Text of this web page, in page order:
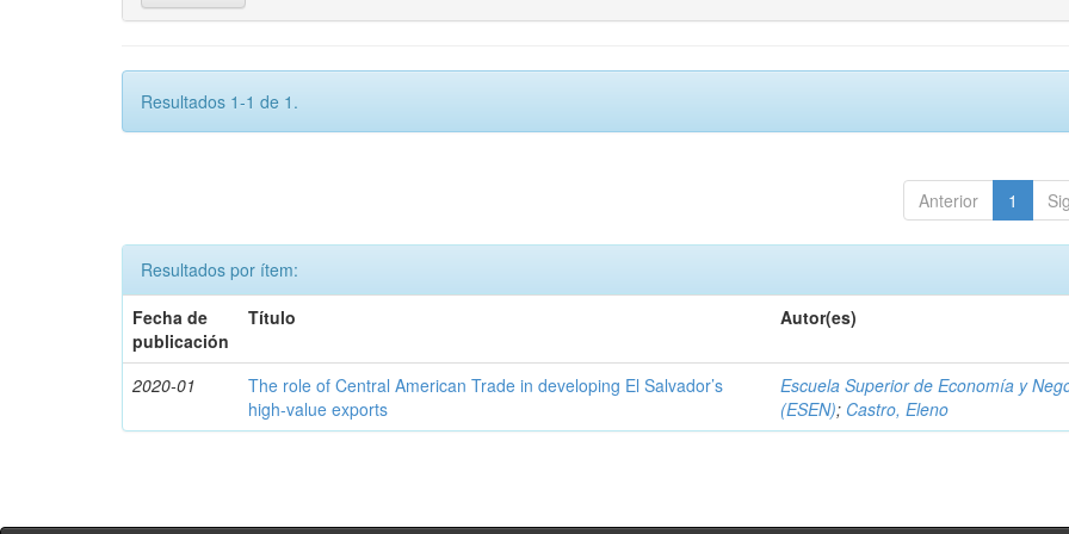
Resultados 1-1 de 1.
Anterior 1
Resultados por ítem:
Fecha de
publicación
Título Autor(es)
2020-01
The role of Central American Trade in developing El Salvador’s
high-value exports
Escuela Superior de Economía y
(ESEN); Castro, Eleno